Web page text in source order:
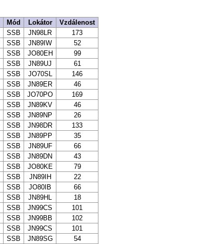
Mód Lokátor
Vzdálenost
SSB JN98LR
173
SSB JN89IW
52
SSB JO80EH
99
SSB JN89UJ
61
SSB JO70SL
146
SSB JN89ER
46
SSB JO70PO
169
SSB JN89KV
46
SSB JN89NP
26
SSB JN98DR
133
SSB JN89PP
35
SSB JN89UF
66
SSB JN89DN
43
SSB JO80KE
79
SSB JN89IH
22
SSB JO80IB
66
SSB JN89HL
18
SSB JN99CS
101
SSB JN99BB
102
SSB JN99CS
101
SSB JN89SG
54